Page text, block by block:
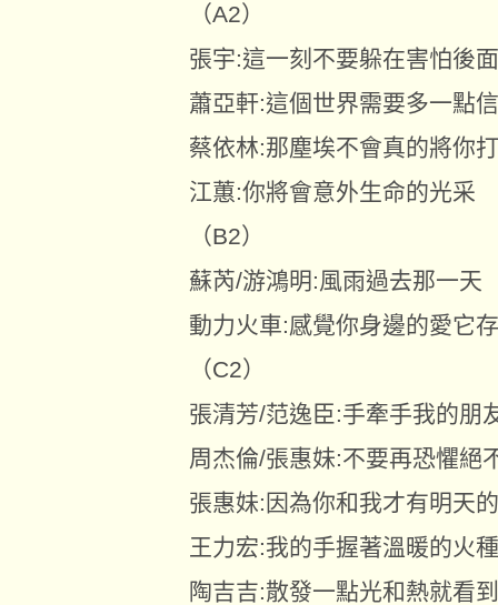
（A2）
張宇:這一刻不要躲在害怕後面
蕭亞軒:這個世界需要多一點
蔡依林:那塵埃不會真的將你
江蕙:你將會意外生命的光采
（B2）
蘇芮/游鴻明:風雨過去那一
動力火車:感覺你身邊的愛它
（C2）
張清芳/范逸臣:手牽手我的
周杰倫/張惠妹:不要再恐懼
張惠妹:因為你和我才有明天
王力宏:我的手握著溫暖的火種
陶吉吉:散發一點光和熱就看